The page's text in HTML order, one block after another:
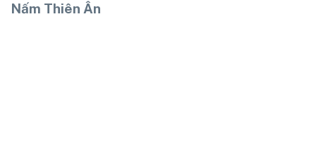
Nấm Thiên Ân